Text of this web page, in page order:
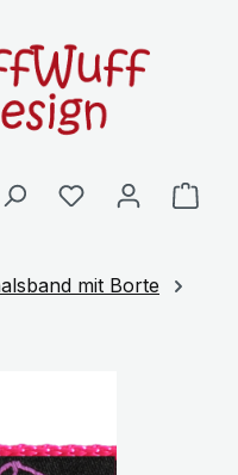
mit Borte